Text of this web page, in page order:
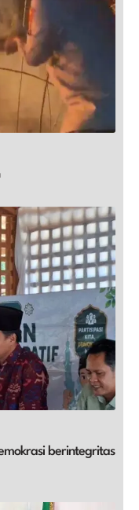
berintegritas